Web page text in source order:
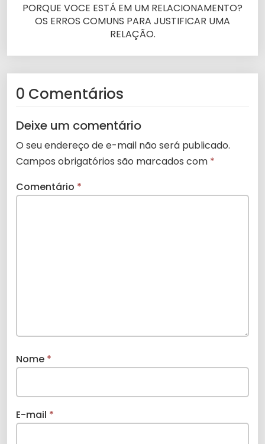
PORQUE VOCE ESTÁ EM UM RELACIONAMENTO?
OS ERROS COMUNS PARA JUSTIFICAR UMA
RELAÇÃO.
0 Comentários
Deixe um comentário
O seu endereço de e-mail não será publicado.
Campos obrigatórios são marcados com *
Comentário *
Nome *
E-mail *